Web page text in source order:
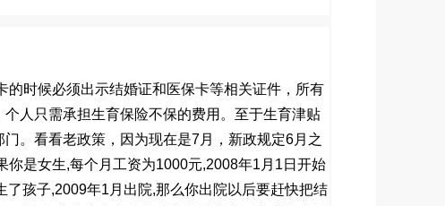
的时候必须出示结婚证和医保卡等相关证件，所有
人只需承担生育保险不保的费用。至于生育津贴
。看看老政策，因为现在是7月，新政规定6月之
你是女生,每个月工资为1000元,2008年1 月 1 日开始
了孩子,2009年1 月出院,那么你出院以后要赶快把结